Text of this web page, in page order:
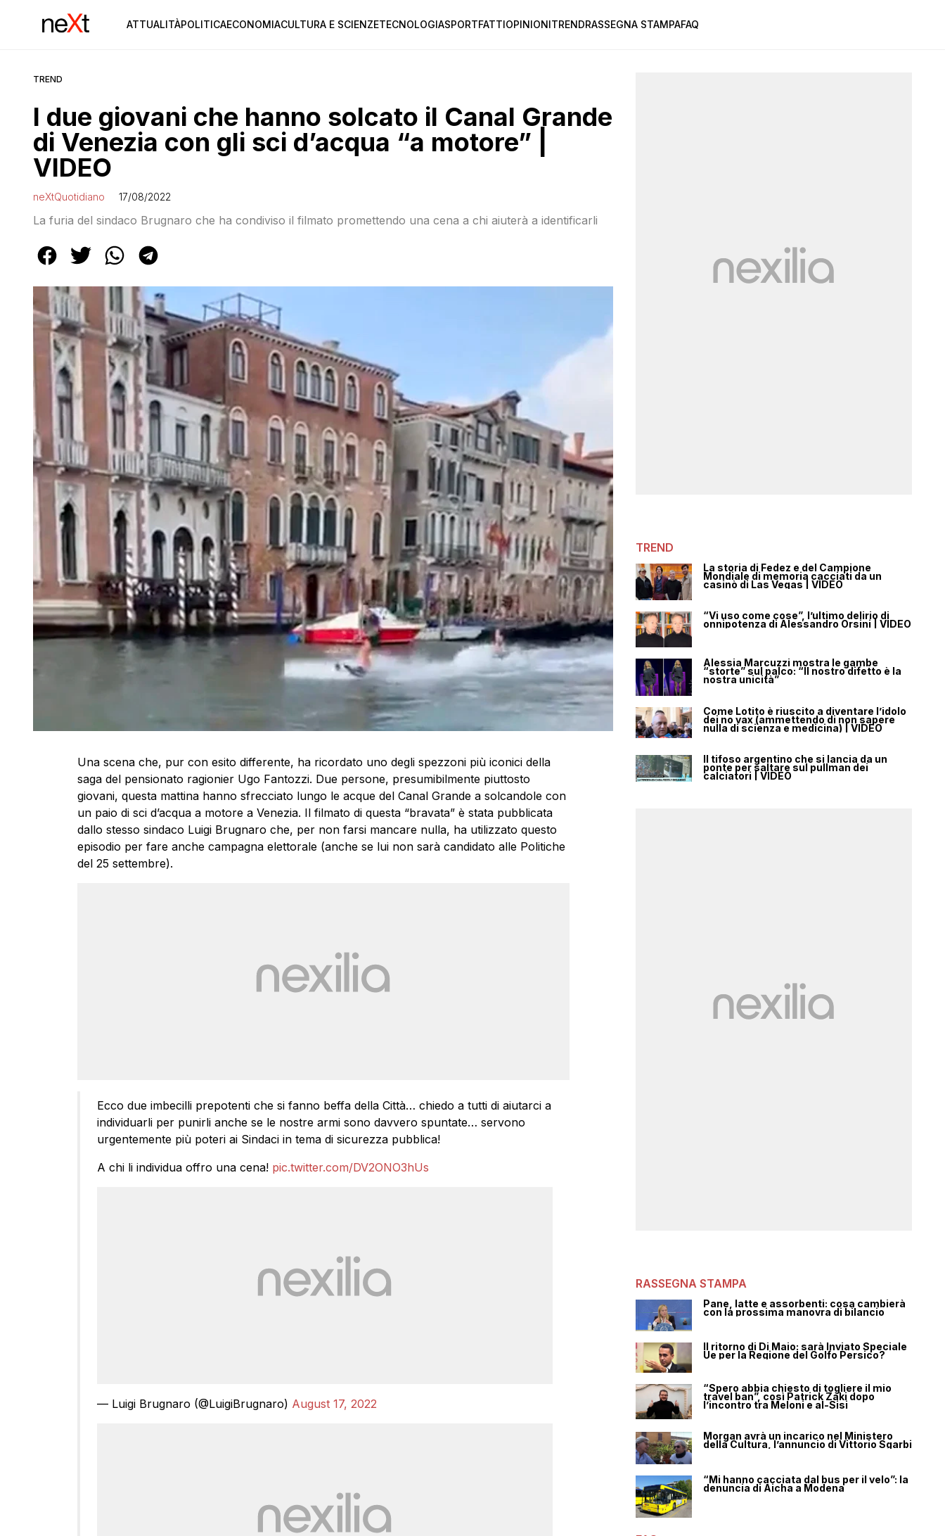
ATTUALITÀPOLITICAECONOMIACULTURA E SCIENZETECNOLOGIASPORTFATTIOPINIONITRENDRASSEGNA STAMPAFAQ
TREND
I due giovani che hanno solcato il Canal Grande
di Venezia con gli sci d’acqua “a motore” |
VIDEO
neXtQuotidiano 17/08/2022
La furia del sindaco Brugnaro che ha condiviso il filmato promettendo una cena a chi aiuterà a identificarli
Una scena che, pur con esito differente, ha ricordato uno degli spezzoni più iconici della
saga del pensionato ragionier Ugo Fantozzi. Due persone, presumibilmente piuttosto
giovani, questa mattina hanno sfrecciato lungo le acque del Canal Grande a solcandole con
un paio di sci d’acqua a motore a Venezia. Il filmato di questa “bravata” è stata pubblicata
dallo stesso sindaco Luigi Brugnaro che, per non farsi mancare nulla, ha utilizzato questo
episodio per fare anche campagna elettorale (anche se lui non sarà candidato alle Politiche
del 25 settembre).
Ecco due imbecilli prepotenti che si fanno beffa della Città… chiedo a tutti di aiutarci a
individuarli per punirli anche se le nostre armi sono davvero spuntate… servono
urgentemente più poteri ai Sindaci in tema di sicurezza pubblica!
A chi li individua offro una cena! pic.twitter.com/DV2ONO3hUs
— Luigi Brugnaro (@LuigiBrugnaro) August 17, 2022
TREND
La storia di Fedez e del Campione
Mondiale di memoria cacciati da un
casinò di Las Vegas | VIDEO
“Vi uso come cose”, l’ultimo delirio di
onnipotenza di Alessandro Orsini | VIDEO
Alessia Marcuzzi mostra le gambe
“storte” sul palco: “Il nostro difetto è la
nostra unicità”
Come Lotito è riuscito a diventare l’idolo
dei no vax (ammettendo di non sapere
nulla di scienza e medicina) | VIDEO
Il tifoso argentino che si lancia da un
ponte per saltare sul pullman dei
calciatori | VIDEO
RASSEGNA STAMPA
Pane, latte e assorbenti: cosa cambierà
con la prossima manovra di bilancio
Il ritorno di Di Maio: sarà Inviato Speciale
Ue per la Regione del Golfo Persico?
“Spero abbia chiesto di togliere il mio
travel ban”, così Patrick Zaki dopo
l’incontro tra Meloni e al-Sisi
Morgan avrà un incarico nel Ministero
della Cultura, l’annuncio di Vittorio Sgarbi
“Mi hanno cacciata dal bus per il velo”: la
denuncia di Aicha a Modena